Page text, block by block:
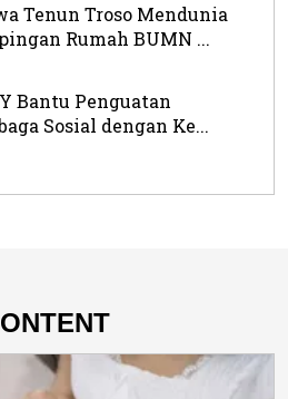
Tenun Troso Mendunia
Rumah BUMN ...
Bantu Penguatan
Sosial dengan Ke...